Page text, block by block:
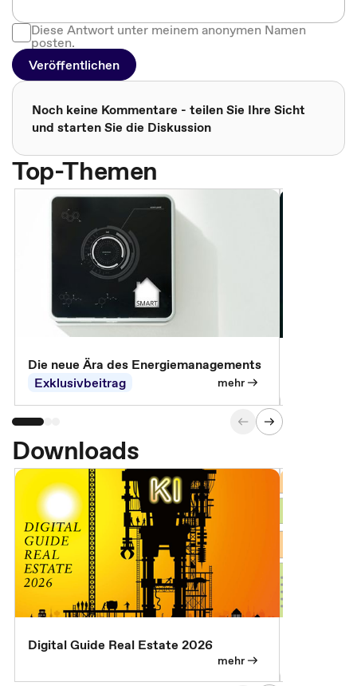
Diese Antwort unter meinem anonymen Namen
posten.
Veröffentlichen
Noch keine Kommentare - teilen Sie Ihre Sicht
und starten Sie die Diskussion
Top-Themen
Die neue Ära des Energiemanagements
Exklusivbeitrag
mehr
Downloads
Digital Guide Real Estate 2026
mehr